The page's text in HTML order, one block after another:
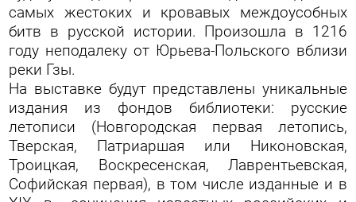
самых жестоких и кровавых междоусобных
битв в русской истории. Произошла в 1216
году неподалеку от Юрьева-Польского вблизи
реки Гзы.
На выставке будут представлены уникальные
издания из фондов библиотеки: русские
летописи (Новгородская первая летопись,
Тверская, Патриаршая или Никоновская,
Троицкая, Воскресенская, Лаврентьевская,
Софийская первая), в том числе изданные и в